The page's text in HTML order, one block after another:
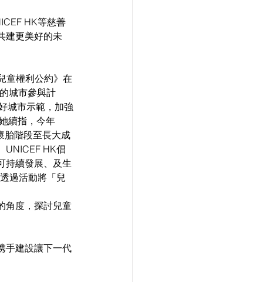
HK等慈善
建更美好的未
童權利公約》在
城市參與計
城市示範，加強
續指，今年
胎階段至長大成
UNICEF HK倡
持續發展、及生
過活動將「兒
角度，探討兒童
手建設讓下一代